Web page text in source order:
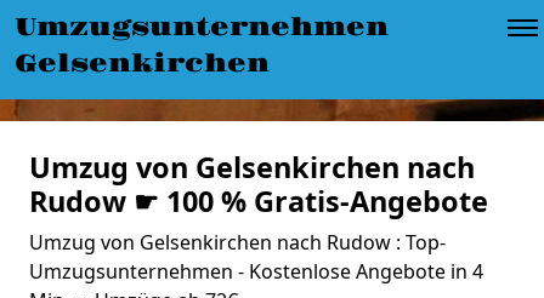
Umzugsunternehmen
Gelsenkirchen
Umzug von Gelsenkirchen nach
Rudow ☛ 100 % Gratis-Angebote
Umzug von Gelsenkirchen nach Rudow : Top-
Umzugsunternehmen - Kostenlose Angebote in 4